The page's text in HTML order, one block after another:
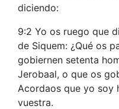
diciendo:
9:2 Yo os ruego que
de Siquem: ¿Qué os
gobiernen setenta
Jerobaal, o que os
Acordaos que yo soy
vuestra.